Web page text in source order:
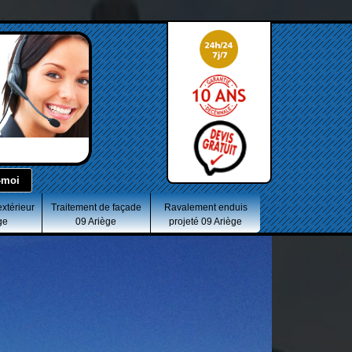
Traitement de façade
09 Ariège
Ravalement enduis
projeté 09 Ariège